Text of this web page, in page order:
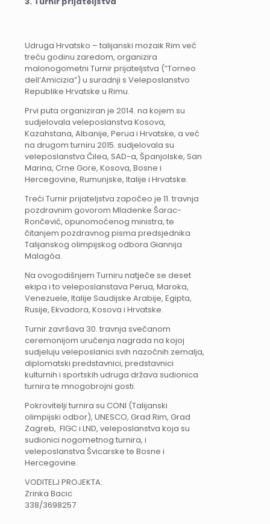
Udruga Hrvatsko – talijanski mozaik Rim već
treću godinu zaredom, organizira
malonogometni Turnir prijateljstva (”Torneo
dell’Amicizia”) u suradnji s Veleposlanstvo
Republike Hrvatske u Rimu.
Prvi puta organiziran je 2014. na kojem su
sudjelovala veleposlanstva Kosova,
Kazahstana, Albanije, Perua i Hrvatske, a već
na drugom turniru 2015. sudjelovala su
veleposlanstva Čilea, SAD-a, Španjolske, San
Marina, Crne Gore, Kosova, Bosne i
Hercegovine, Rumunjske, Italije i Hrvatske.
Treći Turnir prijateljstva započeo je 11. travnja
pozdravnim govorom Mladenke Šarac-
Rončević, opunomoćenog ministra, te
čitanjem pozdravnog pisma predsjednika
Talijanskog olimpijskog odbora Giannija
Malagòa.
Na ovogodišnjem Turniru natječe se deset
ekipa i to veleposlanstava Perua, Maroka,
Venezuele, Italije Saudijske Arabije, Egipta,
Rusije, Ekvadora, Kosova i Hrvatske.
Turnir završava 30. travnja svečanom
ceremonijom uručenja nagrada na kojoj
sudjeluju veleposlanici svih nazočnih zemalja,
diplomatski predstavnici, predstavnici
kulturnih i sportskih udruga država sudionica
turnira te mnogobrojni gosti.
Pokrovitelji turnira su CONI (Talijanski
olimpijski odbor), UNESCO, Grad Rim, Grad
Zagreb, FIGC i LND, veleposlanstva koja su
sudionici nogometnog turnira, i
veleposlanstva Švicarske te Bosne i
Hercegovine.
VODITELJ PROJEKTA:
Zrinka Bacic
338/3698257